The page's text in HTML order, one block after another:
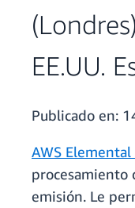
EE.UU.
Publicado en:
AWS
procesamiento
emisión. Le